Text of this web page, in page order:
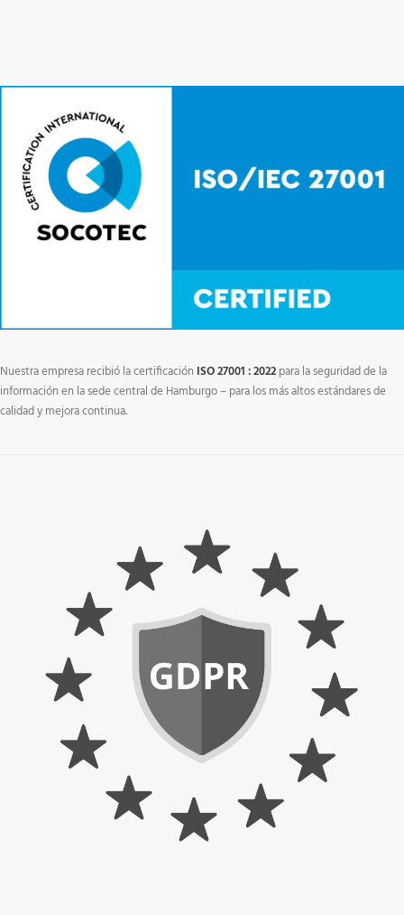
Nuestra empresa recibió la certificación ISO 27001 : 2022para la seguridad de la
información en la sede central de Hamburgo – para los más altos estándares de
calidad y mejora continua.